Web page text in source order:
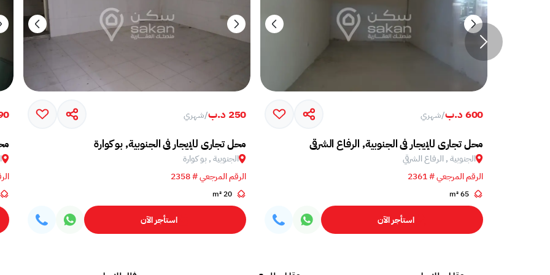
600 د.ب /شهري
محل تجاري للإيجار في الجنوبية, الرفاع الشرقي
الجنوبية , الرفاع الشرقي
الرقم المرجعي # 2361
65 m²
استأجر الآن
250 د.ب /شهري
محل تجاري للإيجار في الجنوبية, بو كوارة
الجنوبية , بو كوارة
الرقم المرجعي # 2358
20 m²
استأجر الآن
90